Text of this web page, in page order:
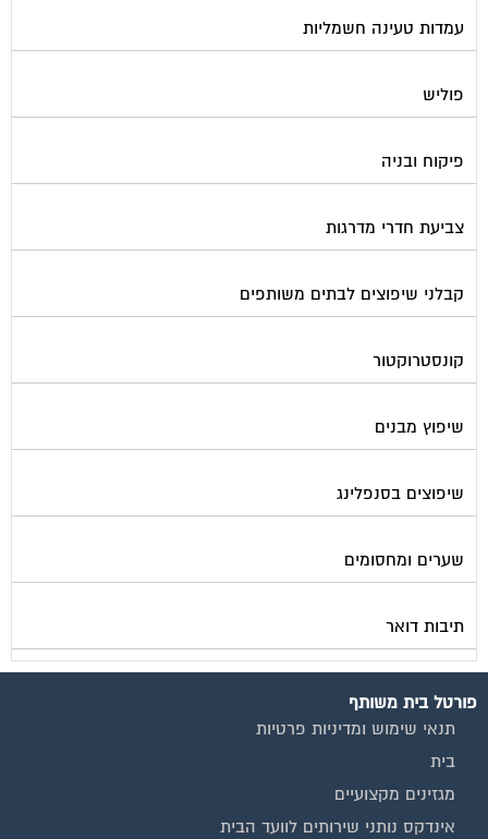
עמדות טעינה חשמליות
פוליש
פיקוח ובניה
צביעת חדרי מדרגות
קבלני שיפוצים לבתים משותפים
קונסטרוקטור
שיפוץ מבנים
שיפוצים בסנפלינג
שערים ומחסומים
תיבות דואר
פורטל בית משותף
תנאי שימוש ומדיניות פרטיות
בית
מגזינים מקצועיים
אינדקס נותני שירותים לוועד הבית